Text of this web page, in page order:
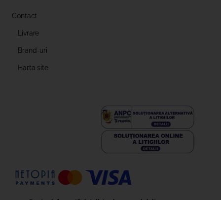
Contact
Livrare
Brand-uri
Harta site